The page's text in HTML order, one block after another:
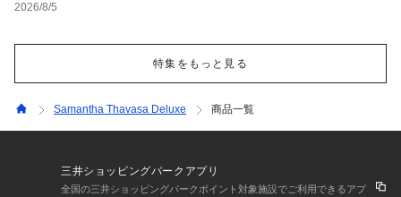
2026/8/5
特集をもっと見る
Samantha Thavasa Deluxe 商品一覧
三井ショッピングパークアプリ
全国の三井ショッピングパークポイント対象施設でご利用できるアプ